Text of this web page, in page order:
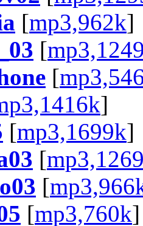
[mp3,962k]
[
[
]
[mp3,1699k]
[
[
[mp3,760k]